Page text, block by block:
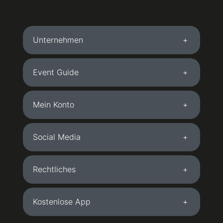
Unternehmen
Event Guide
Mein Konto
Social Media
Rechtliches
Kostenlose App